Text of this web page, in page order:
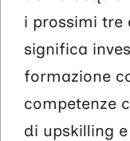
i prossimi tre
significa
formazione
competenze
di upskilling